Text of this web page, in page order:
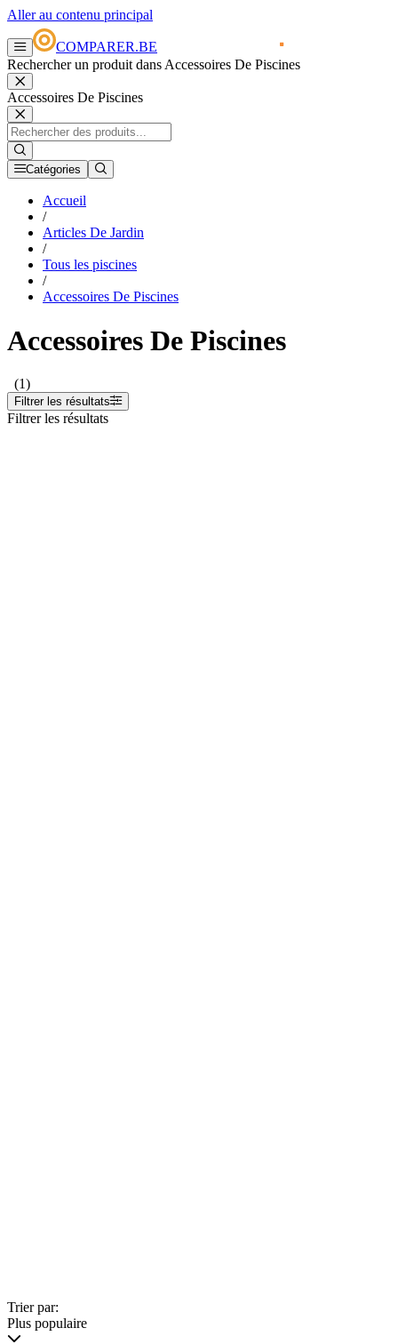
Aller au contenu principal
COMPARER.BE
Rechercher un produit dans Accessoires De Piscines
Accessoires De Piscines
Catégories
Accueil
/
Articles De Jardin
/
Tous les piscines
/
Accessoires De Piscines
Accessoires De Piscines
(1)
Filtrer les résultats
Filtrer les résultats
Trier par:
Plus populaire